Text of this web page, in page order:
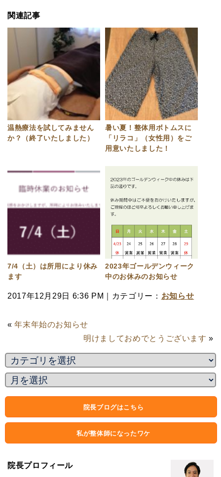
関連記事
温熱療法を試してみません
か？（終了いたしました）
暑い夏！整体用ボトムスに
「リラコ」（女性用）をご
用意いたしました！
7/4（土）は所用により休み
ます
2023年ゴールデンウィーク
中のお休みのお知らせ
2017年12月29日 6:36 PM｜カテゴリー： お知らせ
«年末年始のお知らせ
明けましておめでとうございます »
院長ブログはこちら
私が整体師になったワケ
院長プロフィール